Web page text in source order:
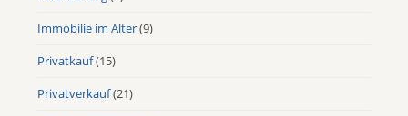
Immobilie im Alter(9)
Privatkauf(15)
Privatverkauf(21)